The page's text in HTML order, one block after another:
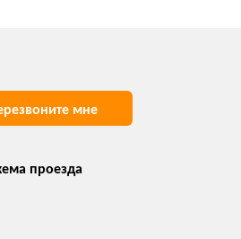
мне
проезда